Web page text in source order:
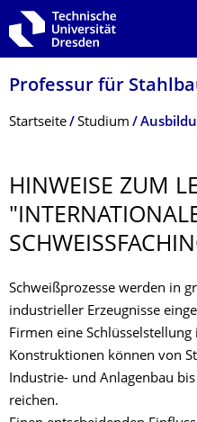
Zur Hauptnavigation springen
Zur Suche springen
Zum Inhalt springen
Professur für
Breadcrumb-Menü
Startseite Studium
HINWEISE ZUM
Schweißprozesse werden in
industrieller Erzeugnisse
Firmen eine
Konstruktionen können von
Industrie- und Anlagenbau
reichen.